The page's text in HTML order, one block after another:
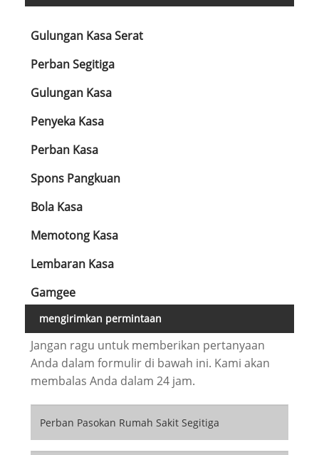
Gulungan Kasa Serat
Perban Segitiga
Gulungan Kasa
Penyeka Kasa
Perban Kasa
Spons Pangkuan
Bola Kasa
Memotong Kasa
Lembaran Kasa
Gamgee
mengirimkan permintaan
Jangan ragu untuk memberikan pertanyaan
Anda dalam formulir di bawah ini. Kami akan
membalas Anda dalam 24 jam.